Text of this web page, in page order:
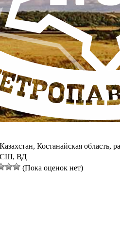
Казахстан, Костанайская область,
СШ, ВД
(Пока оценок нет)